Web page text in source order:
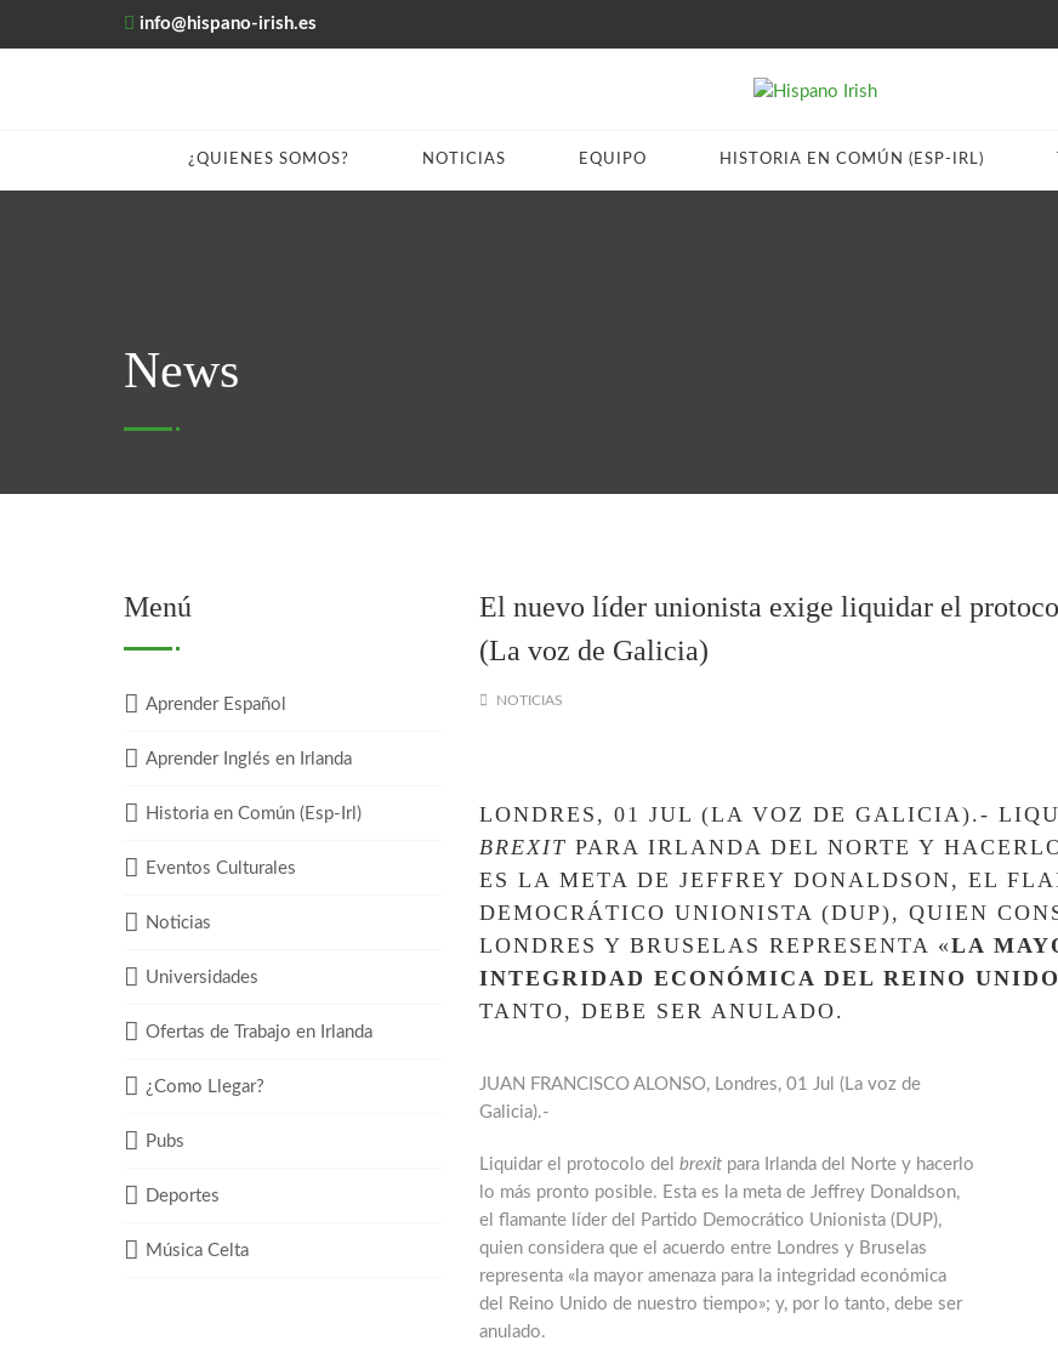
info@hispano-irish.es
¿QUIENES SOMOS? NOTICIAS EQUIPO HISTORIA EN COMÚN (ESP-IRL)
News
El nuevo líder unionista exige liquidar el
(La voz de Galicia)
NOTICIAS
LONDRES, 01 JUL (LA VOZ DE GALICIA).-
BREXIT PARA IRLANDA DEL NORTE Y
ES LA META DE JEFFREY DONALDSON, EL
DEMOCRÁTICO UNIONISTA (DUP), QUIEN
LONDRES Y BRUSELAS REPRESENTA «LA
INTEGRIDAD ECONÓMICA DEL REINO
TANTO, DEBE SER ANULADO.
JUAN FRANCISCO ALONSO, Londres, 01 Jul (La voz de
Galicia).-
Liquidar el protocolo del brexitpara Irlanda del Norte y hacerlo
lo más pronto posible. Esta es la meta de Jeffrey Donaldson,
el flamante líder del Partido Democrático Unionista (DUP),
quien considera que el acuerdo entre Londres y Bruselas
representa «la mayor amenaza para la integridad económica
del Reino Unido de nuestro tiempo»; y, por lo tanto, debe ser
anulado.
Menú
Aprender Español
Aprender Inglés en Irlanda
Historia en Común (Esp-Irl)
Eventos Culturales
Noticias
Universidades
Ofertas de Trabajo en Irlanda
¿Como Llegar?
Pubs
Deportes
Música Celta